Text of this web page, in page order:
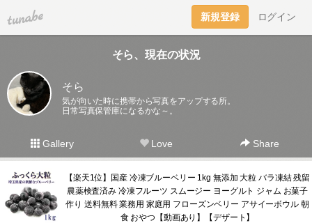
tuna.be 新規登録 ログイン
そら、現在の状況
そら
気が向いた時に携帯から写真をアップする所。
日常写真保管庫になるかな～。
Gallery Love Share
【楽天1位】国産 冷凍ブルーベリー 1kg 無添加 大粒 バラ凍結 残留
農薬検査済み 冷凍フルーツ スムージー ヨーグルト ジャム お菓子
作り 送料無料 業務用 家庭用 フローズンベリー アサイーボウル 朝
食 おやつ【動画あり】【デザート】